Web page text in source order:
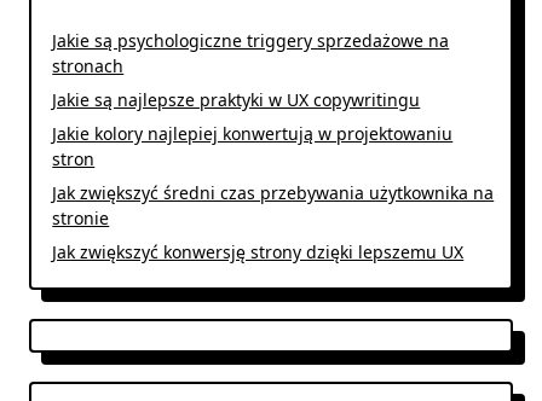
Jakie są psychologiczne triggery sprzedażowe na
stronach
Jakie są najlepsze praktyki w UX copywritingu
Jakie kolory najlepiej konwertują w projektowaniu
stron
Jak zwiększyć średni czas przebywania użytkownika na
stronie
Jak zwiększyć konwersję strony dzięki lepszemu UX